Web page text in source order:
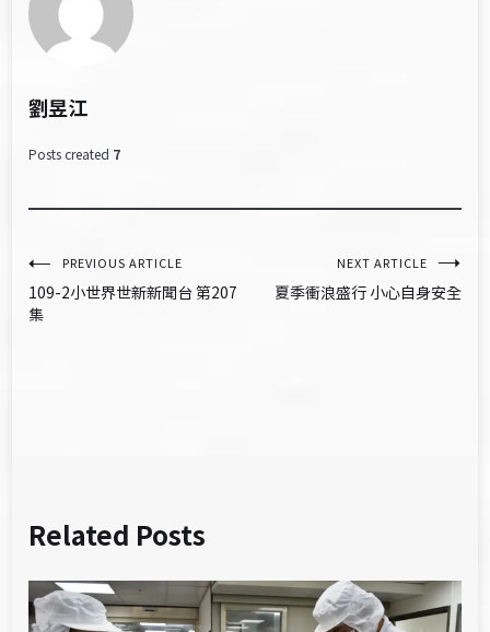
劉昱江
Posts created 7
文
章
PREVIOUS ARTICLE
109-2小世界世新新聞台 第207
集
NEXT ARTICLE
夏季衝浪盛行 小心自身安全
Related Posts